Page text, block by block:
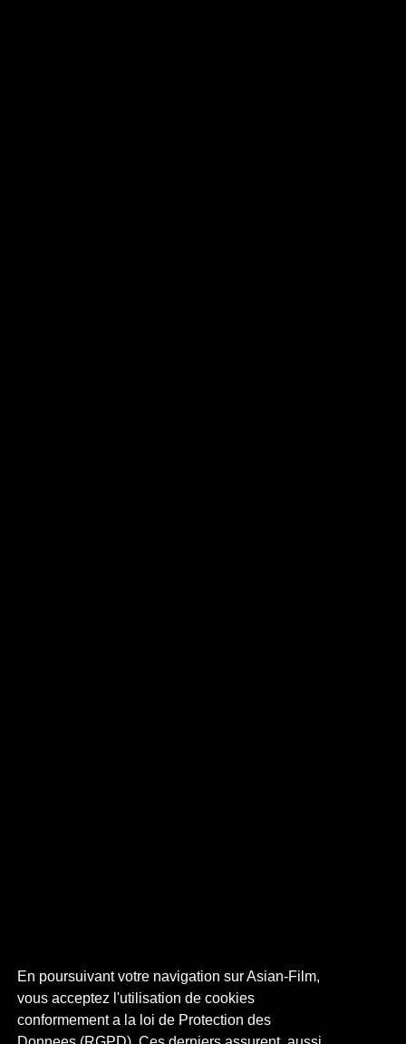
En poursuivant votre navigation sur Asian-Film,
vous acceptez l'utilisation de cookies
conformement a la loi de Protection des